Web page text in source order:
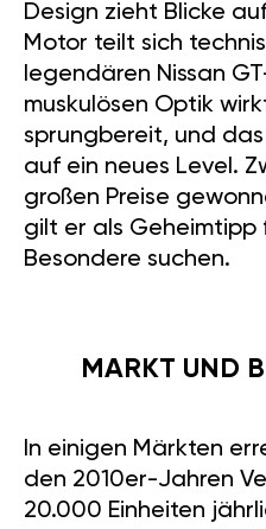
Design zieht Blicke
Motor teilt sich
legendären Nissan
muskulösen Optik
sprungbereit, und
auf ein neues Level.
großen Preise
gilt er als Geheimtipp
Besondere suchen.
MARKT UND
In einigen Märkten
den 2010er-Jahren
20.000 Einheiten